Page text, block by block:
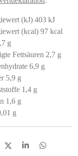
(kJ) 403 kJ
(kcal) 97 kcal
g
Fettsäuren 2,7 g
6,9 ​​g
5,9 g
1,4 g
1,6 g
g
S
S
S